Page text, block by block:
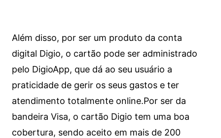
Além disso, por ser um produto da conta
digital Digio, o cartão pode ser administrado
pelo DigioApp, que dá ao seu usuário a
praticidade de gerir os seus gastos e ter
atendimento totalmente online.Por ser da
bandeira Visa, o cartão Digio tem uma boa
cobertura, sendo aceito em mais de 200